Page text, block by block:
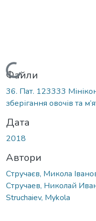
Вантажиться...
Файли
36. Пат. 123333
зберігання овочів та
Дата
2018
Автори
Стручаєв, Микола
Стручаев, Николай
Struchaiev, Mykola